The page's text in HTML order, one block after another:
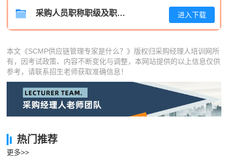
采购人员职称职级及职位晋升管理制度 进入下载
本文《SCMP供应链管理专家是什么？》版权归采购经理人培训网所
有，因考试政策、内容不断变化与调整，本网站提供的以上信息仅供
参考，请联系招生老师获取准确信息！
热门推荐
更多>>